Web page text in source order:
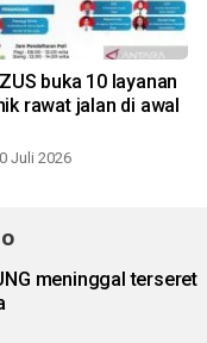
buka 10 layanan
rawat jalan di awal
Juli 2026
meninggal terseret